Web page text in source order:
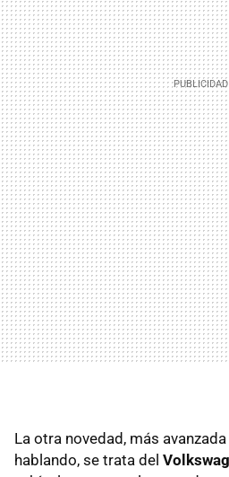
La otra novedad, más
hablando, se trata del